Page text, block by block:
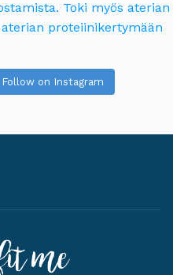
Follow on Instagram